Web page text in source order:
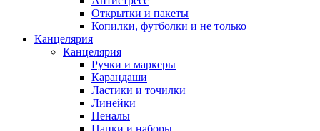
Открытки и пакеты
Копилки, футболки и не только
Канцелярия
Канцелярия
Ручки и маркеры
Карандаши
Ластики и точилки
Линейки
Пеналы
Папки и наборы